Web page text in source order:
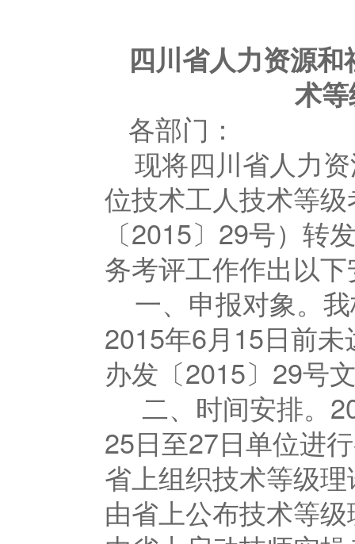
四川省人力资源
术
各部门：
现将四川省人力
位技术工人技术等
〔2015〕29号）转
务考评工作作出以
一、申报对象。
2015年6月15日前
办发〔2015〕29号
二、时间安排。
25日至27日单位进
省上组织技术等级
由省上公布技术等